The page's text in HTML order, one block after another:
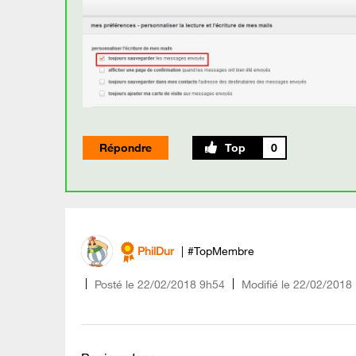
Répondre 0
PhilDur #TopMembre
Posté le ‎22/02/2018 9h54 Modifié le 22/02/2018